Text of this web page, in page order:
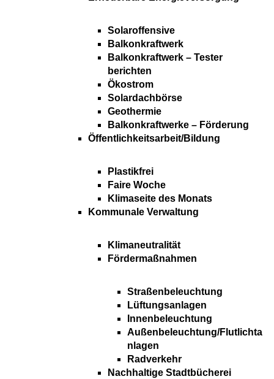
Solaroffensive
Balkonkraftwerk
Balkonkraftwerk – Tester
berichten
Ökostrom
Solardachbörse
Geothermie
Balkonkraftwerke – Förderung
Öffentlichkeitsarbeit/Bildung
Plastikfrei
Faire Woche
Klimaseite des Monats
Kommunale Verwaltung
Klimaneutralität
Fördermaßnahmen
Straßenbeleuchtung
Lüftungsanlagen
Innenbeleuchtung
Außenbeleuchtung/Flutlichta
nlagen
Radverkehr
Nachhaltige Stadtbücherei